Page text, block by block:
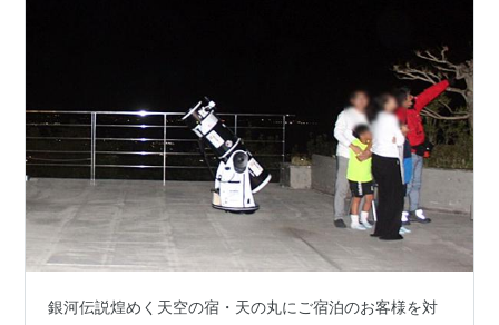
銀河伝説煌めく天空の宿・天の丸にご宿泊のお客様を対